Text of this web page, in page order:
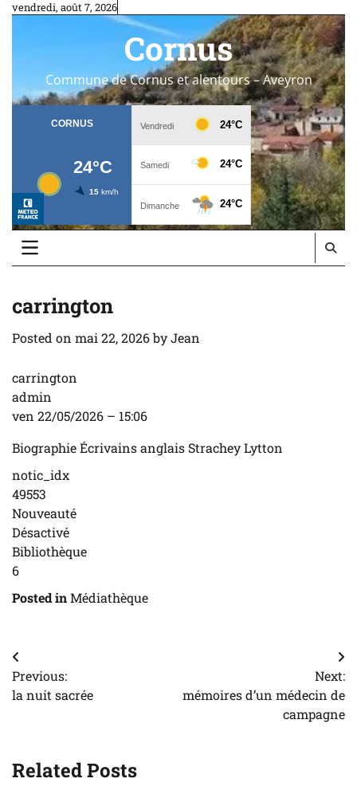
Skipvendredi, août 7, 2026
Cornus
Commune de Cornus et alentours – Aveyron
carrington
Posted on mai 22, 2026byJean
carrington
admin
ven 22/05/2026 – 15:06
Biographie Écrivains anglais Strachey Lytton
notic_idx
49553
Nouveauté
Désactivé
Bibliothèque
6
Posted inMédiathèque
Navigation
de
Previous:
la nuit sacrée
Next:
mémoires d’un médecin de
campagne
Related Posts